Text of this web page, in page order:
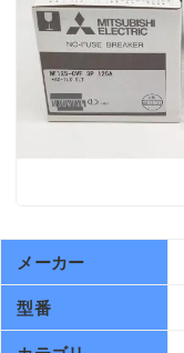
メーカー
型番